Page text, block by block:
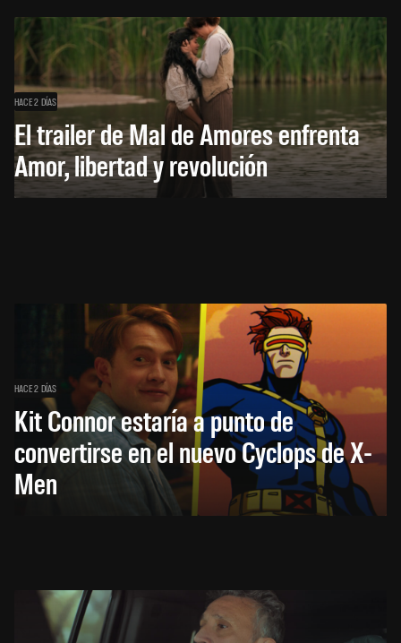
HACE 2 DÍAS
El trailer de Mal de Amores enfrenta
Amor, libertad y revolución
HACE 2 DÍAS
Kit Connor estaría a punto de
convertirse en el nuevo Cyclops de X-
Men